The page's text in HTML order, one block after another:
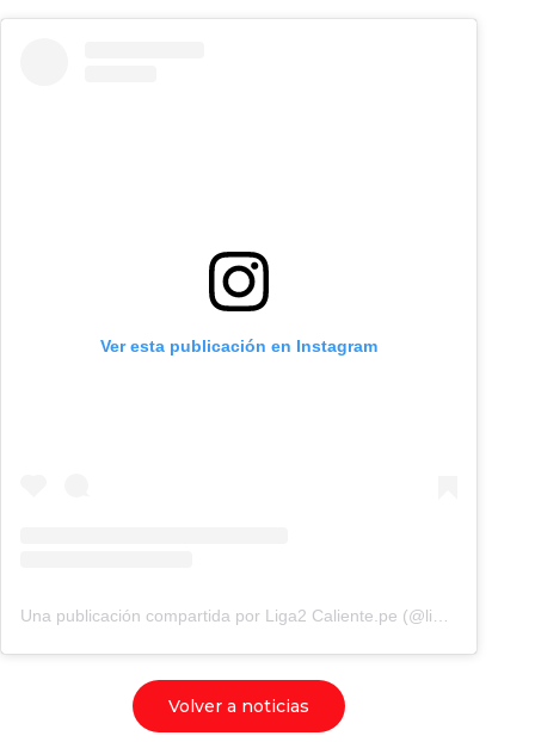
Ver esta publicación en Instagram
Volver a noticias